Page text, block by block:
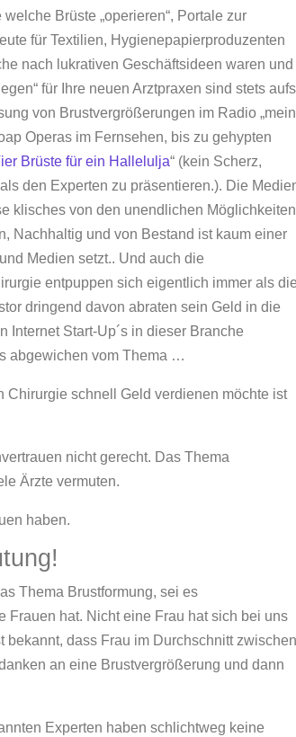
Brüste „operieren“, Portale zur
für Textilien, Hygienepapierproduzenten
nach lukrativen Geschäftsideen waren und
für Ihre neuen Arztpraxen sind stets aufs
von Brustvergrößerungen im Radio „mein
Operas im Fernsehen, bis zu gehypten
Brüste für ein Hallelulja“ (kein Scherz,
den Experten zu präsentieren.). Die
klisches von den unendlichen Möglichkeiten
Nachhaltig und von Bestand ist kaum einer
Medien setzt.. Und auch die
entpuppen sich eigentlich immer als
dringend davon abraten sein Geld in die
Start-Up´s in dieser Branche
abgewichen vom Thema …
Chirurgie schnell Geld verdienen möchte ist
nicht gerecht. Das Thema
Ärzte vermuten.
haben.
Thema Brustformung, sei es
Frauen hat. Nicht eine Frau hat sich bei uns
bekannt, dass Frau im Durchschnitt
an eine Brustvergrößerung und dann
Experten haben schlichtweg keine